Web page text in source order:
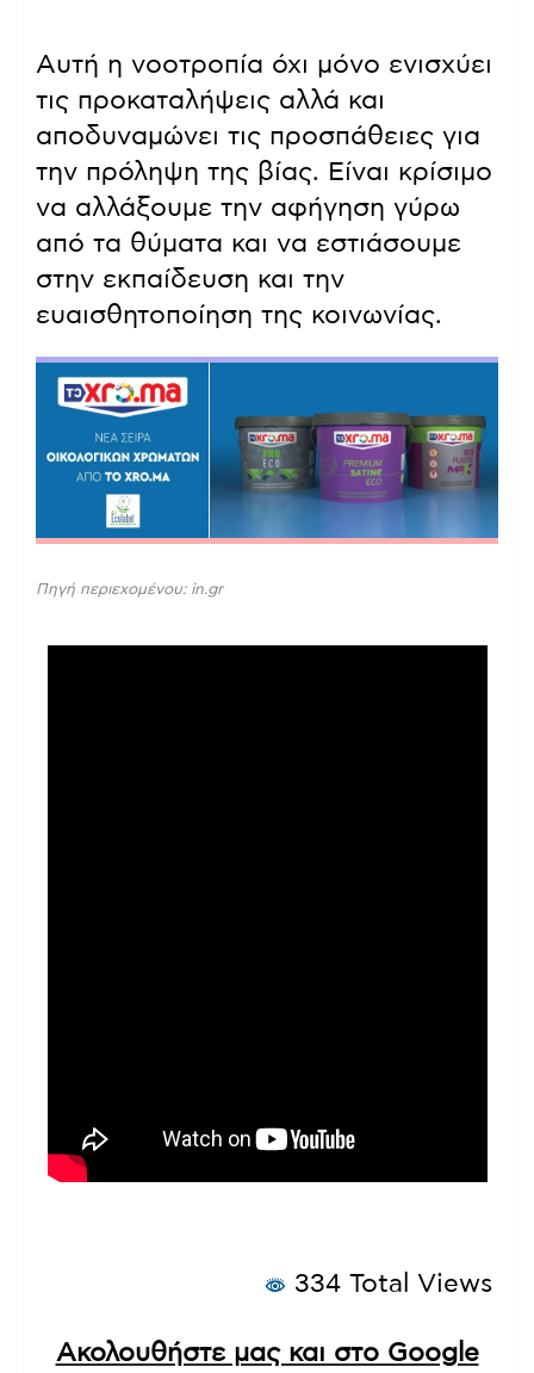
Αυτή η νοοτροπία όχι μόνο ενισχύει
τις προκαταλήψεις αλλά και
αποδυναμώνει τις προσπάθειες για
την πρόληψη της βίας. Είναι κρίσιμο
να αλλάξουμε την αφήγηση γύρω
από τα θύματα και να εστιάσουμε
στην εκπαίδευση και την
ευαισθητοποίηση της κοινωνίας.
Πηγή περιεχομένου: in.gr
334 Total Views
Ακολουθήστε μας και στο Google